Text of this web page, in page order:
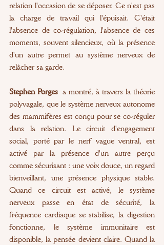
relation l'occasion de se déposer. Ce n'est pas
la charge de travail qui l'épuisait. C'était
l'absence de co-régulation, l'absence de ces
moments, souvent silencieux, où la présence
d'un autre permet au système nerveux de
relâcher sa garde.
Stephen Porges a montré, à travers la théorie
polyvagale, que le système nerveux autonome
des mammifères est conçu pour se co-réguler
dans la relation. Le circuit d'engagement
social, porté par le nerf vague ventral, est
activé par la présence d'un autre perçu
comme sécurisant : une voix douce, un regard
bienveillant, une présence physique stable.
Quand ce circuit est activé, le système
nerveux passe en état de sécurité, la
fréquence cardiaque se stabilise, la digestion
fonctionne, le système immunitaire est
disponible, la pensée devient claire. Quand la